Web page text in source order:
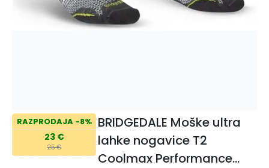
RAZPRODAJA -8%
23 €
25 €
BRIDGEDALE Moške ultra
lahke nogavice T2
Coolmax Performance